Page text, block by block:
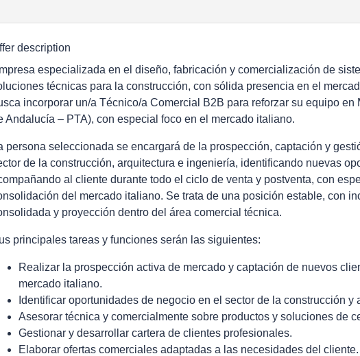
description
especializada en el diseño, fabricación y comercialización de
técnicas para la construcción, con sólida presencia en el
incorporar un/a Técnico/a Comercial B2B para reforzar su equipo en
Andalucía – PTA), con especial foco en el mercado italiano.
persona seleccionada se encargará de la prospección, captación y
de la construcción, arquitectura e ingeniería, identificando nuevas
al cliente durante todo el ciclo de venta y postventa, con
del mercado italiano. Se trata de una posición estable, con
y proyección dentro del área comercial técnica.
principales tareas y funciones serán las siguientes:
Realizar la prospección activa de mercado y captación de nuevos
mercado italiano.
Identificar oportunidades de negocio en el sector de la construcción y
Asesorar técnica y comercialmente sobre productos y soluciones de
Gestionar y desarrollar cartera de clientes profesionales.
Elaborar ofertas comerciales adaptadas a las necesidades del cliente.